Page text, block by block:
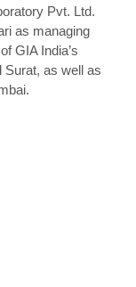
Pvt. Ltd.
as managing
GIA India’s
Surat, as well as